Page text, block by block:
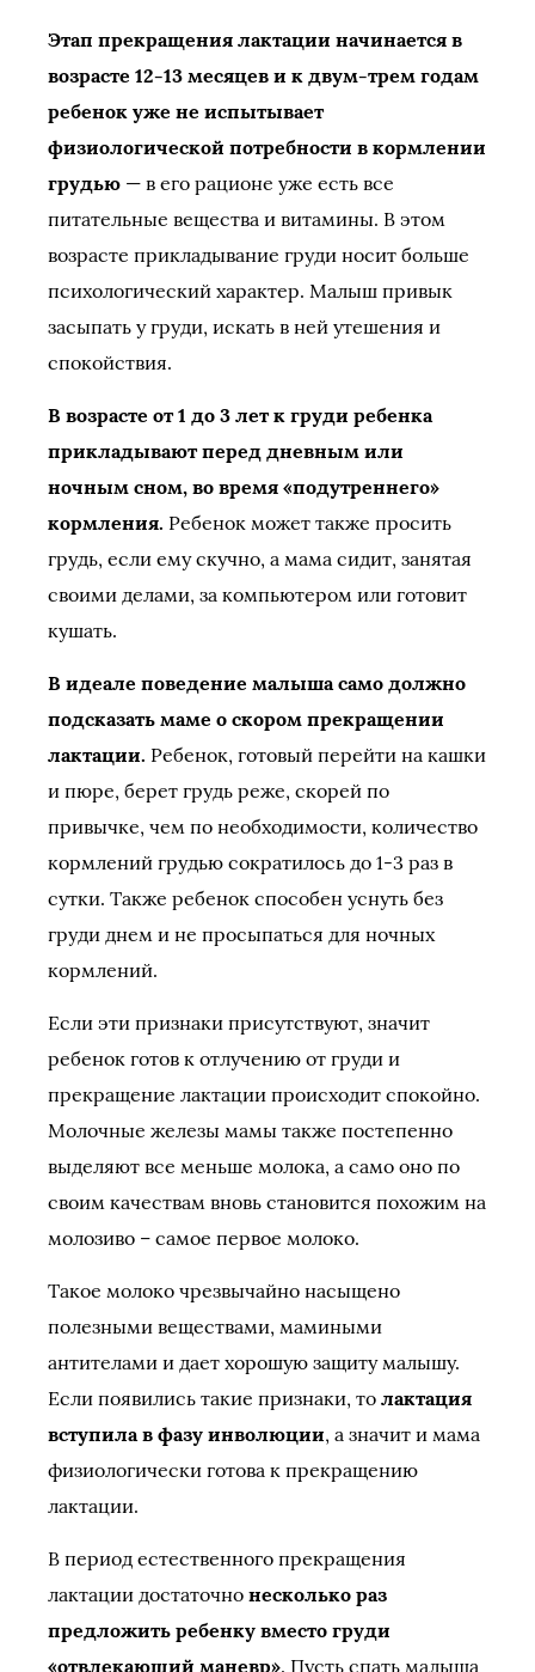
Этап прекращения лактации начинается в
возрасте 12-13 месяцев и к двум-трем годам
ребенок уже не испытывает
физиологической потребности в кормлении
грудью — в его рационе уже есть все
питательные вещества и витамины. В этом
возрасте прикладывание груди носит больше
психологический характер. Малыш привык
засыпать у груди, искать в ней утешения и
спокойствия.
В возрасте от 1 до 3 лет к груди ребенка
прикладывают перед дневным или
ночным сном, во время «подутреннего»
кормления. Ребенок может также просить
грудь, если ему скучно, а мама сидит, занятая
своими делами, за компьютером или готовит
кушать.
В идеале поведение малыша само должно
подсказать маме о скором прекращении
лактации. Ребенок, готовый перейти на кашки
и пюре, берет грудь реже, скорей по
привычке, чем по необходимости, количество
кормлений грудью сократилось до 1-3 раз в
сутки. Также ребенок способен уснуть без
груди днем и не просыпаться для ночных
кормлений.
Если эти признаки присутствуют, значит
ребенок готов к отлучению от груди и
прекращение лактации происходит спокойно.
Молочные железы мамы также постепенно
выделяют все меньше молока, а само оно по
своим качествам вновь становится похожим на
молозиво – самое первое молоко.
Такое молоко чрезвычайно насыщено
полезными веществами, мамиными
антителами и дает хорошую защиту малышу.
Если появились такие признаки, то лактация
вступила в фазу инволюции, а значит и мама
физиологически готова к прекращению
лактации.
В период естественного прекращения
лактации достаточно несколько раз
предложить ребенку вместо груди
«отвлекающий маневр». Пусть спать малыша